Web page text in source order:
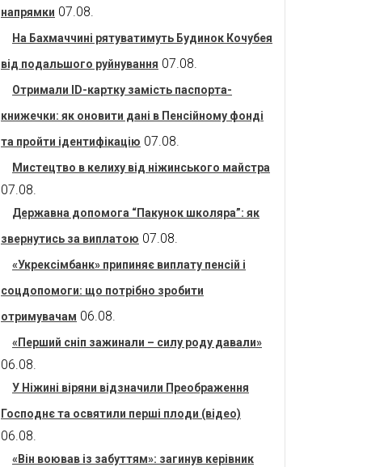
напрямки 07.08.
На Бахмаччині рятуватимуть Будинок Кочубея
від подальшого руйнування 07.08.
Отримали ID-картку замість паспорта-
книжечки: як оновити дані в Пенсійному фонді
та пройти ідентифікацію 07.08.
Мистецтво в келиху від ніжинського майстра
07.08.
Державна допомога “Пакунок школяра”: як
звернутись за виплатою 07.08.
«Укрексімбанк» припиняє виплату пенсій і
соцдопомоги: що потрібно зробити
отримувачам 06.08.
«Перший сніп зажинали – силу роду давали»
06.08.
У Ніжині віряни відзначили Преображення
Господнє та освятили перші плоди (відео)
06.08.
«Він воював із забуттям»: загинув керівник